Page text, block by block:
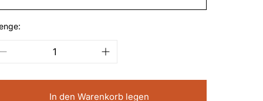
In den Warenkorb legen